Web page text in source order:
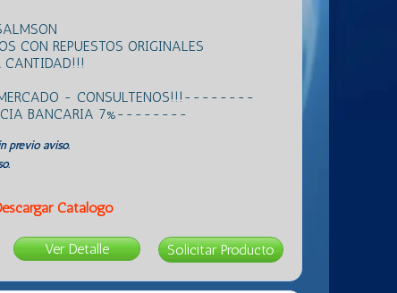
CON REPUESTOS ORIGINALES
CANTIDAD!!!
MERCADO - CONSULTENOS!!!--------
BANCARIA 7%--------
previo aviso.
Catálogo
Ver Detalle